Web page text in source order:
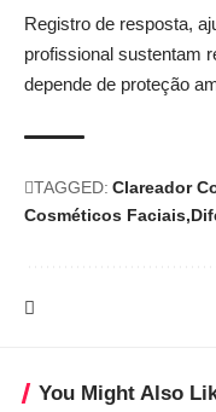
Registro de resposta,
profissional sustentam
depende de proteção
TAGGED: Clareador
Cosméticos Faciais
You Might Also